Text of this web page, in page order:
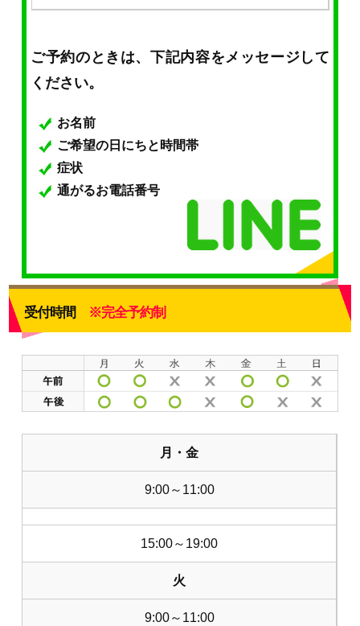
ご予約のときは、下記内容をメッセージして
ください。
お名前
ご希望の日にちと時間帯
症状
通がるお電話番号
受付時間 ※完全予約制
月・金
9:00～11:00
15:00～19:00
火
9:00～11:00